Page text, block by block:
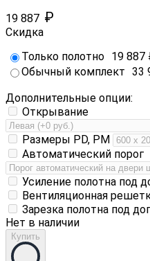
19 887 ₽
Скидка
Только полотно 19 887
Обычный комплект 33
Дополнительные опции:
Открывание
Размеры PD, PM
Автоматический порог
Усиление полотна под
Вентиляционная
Зарезка полотна под
Нет в наличии
Купить